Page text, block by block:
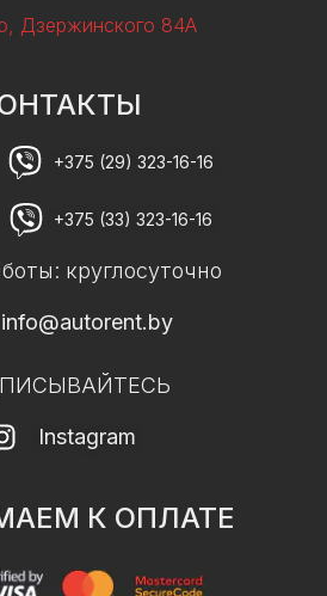
Дзержинского 84А
+375 (29) 323-16-16
+375 (33) 323-16-16
круглосуточно
info@autorent.by
Instagram
К ОПЛАТЕ